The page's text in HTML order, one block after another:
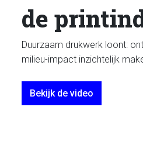
de
Duurzaam drukwerk loont:
milieu-impact inzichtelijk
Bekijk de video